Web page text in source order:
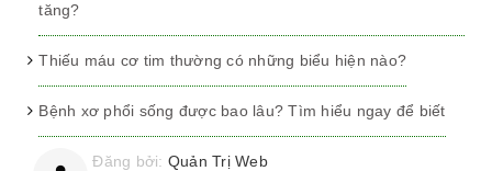
tăng?
Thiếu máu cơ tim thường có những biểu hiện nào?
Bệnh xơ phổi sống được bao lâu? Tìm hiểu ngay để biết
Đăng bởi: Quản Trị Web